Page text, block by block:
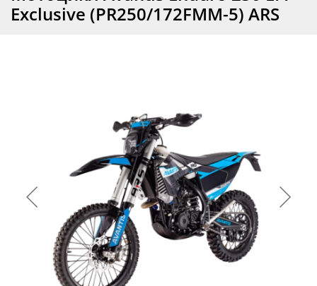
Exclusive (PR250/172FMM-5) ARS